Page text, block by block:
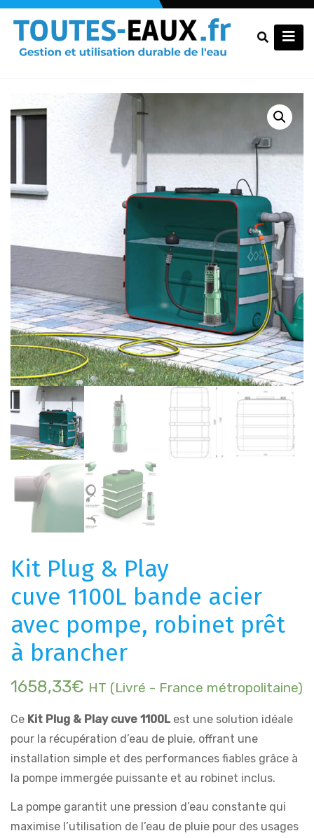
Kit Plug & Play
cuve 1100L bande acier
avec pompe, robinet prêt
à brancher
1658,33€ HT (Livré - France métropolitaine)
Ce Kit Plug & Play cuve 1100Lest une solution idéale
pour la récupération d’eau de pluie, offrant une
installation simple et des performances fiables grâce à
la pompe immergée puissante et au robinet inclus.
La pompe garantit une pression d’eau constante qui
maximise l’utilisation de l’eau de pluie pour des usages